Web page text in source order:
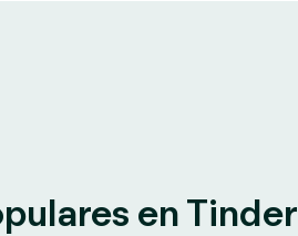
en Tinder